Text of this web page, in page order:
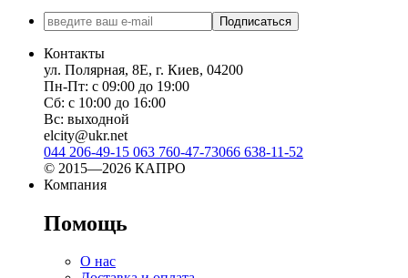
Подписаться
Контакты
ул. Полярная, 8Е, г. Киев, 04200
Пн-Пт: с 09:00 до 19:00
Сб: с 10:00 до 16:00
Вс: выходной
elcity@ukr.net
044 206-49-15 063 760-47-73066 638-11-52
© 2015—2026 КАПРО
Компания
Помощь
О нас